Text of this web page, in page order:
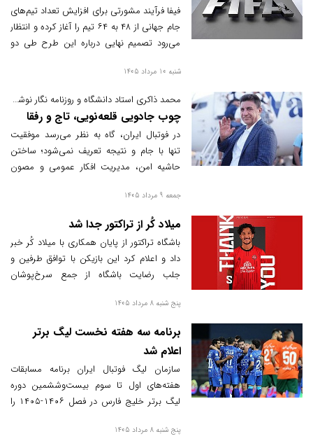
فیفا فرآیند مشورتی برای افزایش تعداد تیم‌های
جام جهانی از ۴۸ به ۶۴ تیم را آغاز کرده و انتظار
می‌رود تصمیم نهایی درباره این طرح طی دو
شنبه 10 مرداد 1405
محمد ذاکری استاد دانشگاه و روزنامه نگار نوشت:
چوب جادویی قلعه‌نویی، تاج و رفقا
در فوتبال ایران، گاه به نظر می‌رسد موفقیت
تنها با جام و نتیجه تعریف نمی‌شود؛ ساختن
حاشیه امن، مدیریت افکار عمومی و مصون
است. این یادداشت تلاشی است برای واکاوی
همین پدیده، از مهدی تاج تا امیر قلعه‌نویی.
جمعه 9 مرداد 1405
میلاد کُر از تراکتور جدا شد
باشگاه تراکتور از پایان همکاری با میلاد کُر خبر
داد و اعلام کرد این بازیکن با توافق طرفین و
جلب رضایت باشگاه از جمع سرخ‌پوشان
پنج شنبه 8 مرداد 1405
برنامه سه هفته نخست لیگ برتر
اعلام شد
سازمان لیگ فوتبال ایران برنامه مسابقات
هفته‌های اول تا سوم بیست‌وششمین دوره
لیگ برتر خلیج فارس در فصل ۱۴۰۶-۱۴۰۵ را
پنج شنبه 8 مرداد 1405